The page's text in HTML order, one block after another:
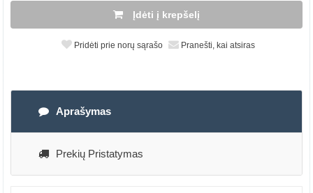
Įdėti į krepšelį
Pridėti prie norų sąrašo Pranešti, kai atsiras
Aprašymas
Prekių Pristatymas